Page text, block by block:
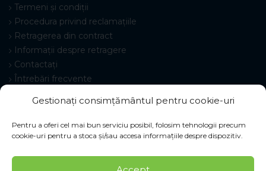
Gestionați consimțământul pentru cookie-uri
Pentru a oferi cel mai bun serviciu posibil, folosim tehnologii precum
cookie-uri pentru a stoca și/sau accesa informațiile despre dispozitiv.
Termeni și condiții
Procedura privind reclamațiile
Retragerea din contract
Informații despre retragere
Contactați
Întrebări frecvente
© 2026 Pracovné odevy ZIKO s. r. o., toate drepturile